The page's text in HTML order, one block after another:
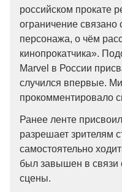
российском прокате
ограничение
персонажа, о чём
кинопрокатчика».
Marvel в России
случился впервые.
прокомментировало
Ранее ленте
разрешает зрителям
самостоятельно
был завышен в связи
сцены.